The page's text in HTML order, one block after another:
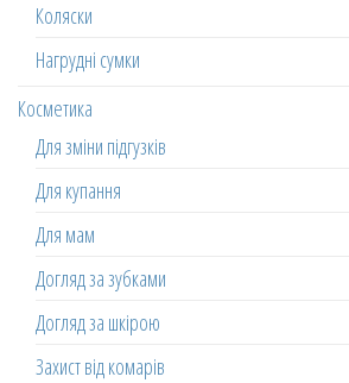
Коляски
Нагрудні сумки
Косметика
Для зміни підгузків
Для купання
Для мам
Догляд за зубками
Догляд за шкірою
Захист від комарів